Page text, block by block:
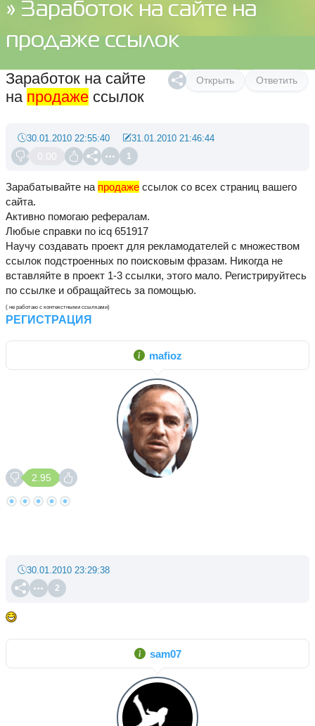
» Заработок на сайте на
продаже ссылок
Открыть Ответить
Заработок на сайте
на продаже ссылок
0.00 1
30.01.2010 22:55:40 31.01.2010 21:46:44
Зарабатывайте на продаже ссылок со всех страниц вашего
сайта.
Активно помогаю рефералам.
Любые справки по icq 651917
Научу создавать проект для рекламодателей с множеством
ссылок подстроенных по поисковым фразам. Никогда не
вставляйте в проект 1-3 ссылки, этого мало. Регистрируйтесь
по ссылке и обращайтесь за помощью.
( не работаю с контекстными ссылками)
РЕГИСТРАЦИЯ
mafioz
2.95
2
30.01.2010 23:29:38
sam07